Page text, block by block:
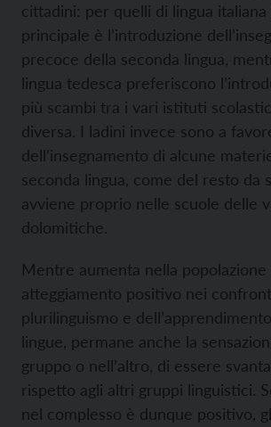
cittadini: per quelli di lingua italiana
principale è l’introduzione
precoce della seconda lingua,
lingua tedesca preferiscono
più scambi tra i vari istituti
diversa. I ladini invece sono a
dell’insegnamento di alcune
seconda lingua, come del resto da
avviene proprio nelle scuole delle
dolomitiche.
Mentre aumenta nella popolazione
atteggiamento positivo nei
plurilinguismo e
lingue, permane anche la
gruppo o nell’altro, di essere
rispetto agli altri gruppi linguistici.
nel complesso è dunque positivo,